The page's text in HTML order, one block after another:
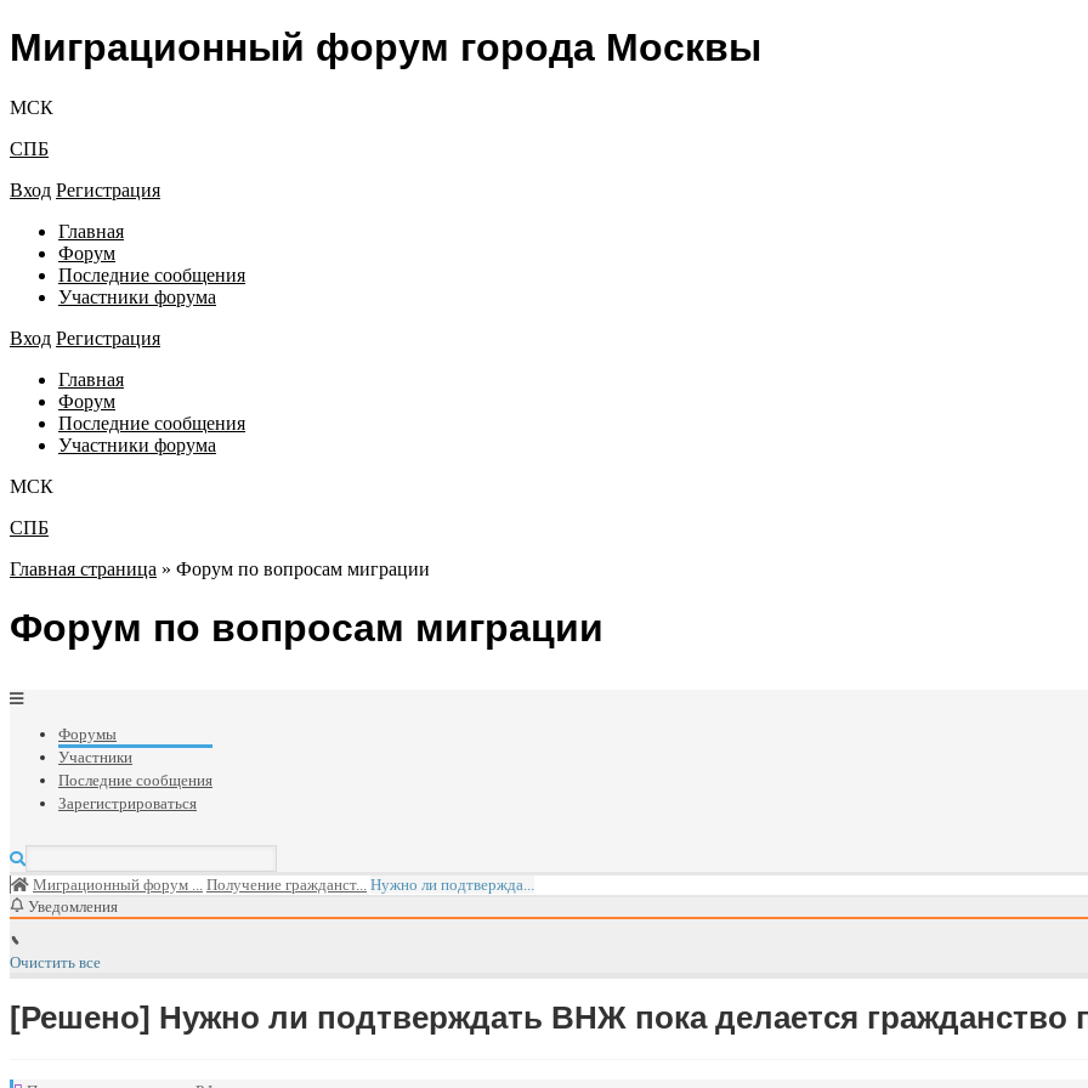
Миграционный форум города Москвы
МСК
СПБ
Вход Регистрация
Главная
Форум
Последние сообщения
Участники форума
Вход Регистрация
Главная
Форум
Последние сообщения
Участники форума
МСК
СПБ
Главная страница » Форум по вопросам миграции
Форум по вопросам миграции
Форумы
Участники
Последние сообщения
Зарегистрироваться
Миграционный форум ... Получение гражданст...
Нужно ли подтвержда...
Уведомления
Очистить все
[Решено] Нужно ли подтверждать ВНЖ пока делается гражданство